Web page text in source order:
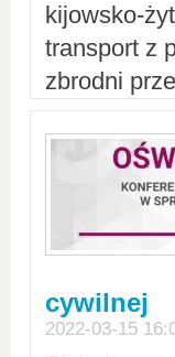
kijowsko-
transport z
zbrodni
cywilnej
2022-03-15